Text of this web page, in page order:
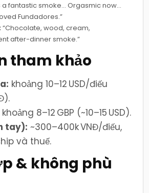
a fantastic smoke… Orgasmic now…
Fundadores.”
“Chocolate, wood, cream,
after-dinner smoke.”
tham khảo
khoảng 10–12 USD/điếu
khoảng 8–12 GBP (~10–15 USD).
tay): ~300–400k VNĐ/điếu,
và thuế.
& không phù